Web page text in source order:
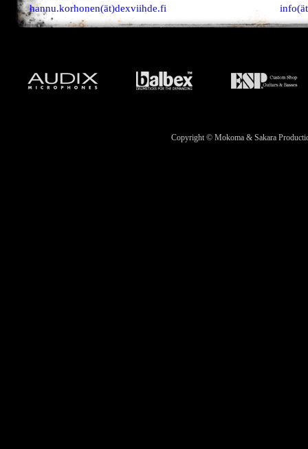
hannu.korhonen(ät)dexviihde.fi
Copyright © Mokoma & Sakara